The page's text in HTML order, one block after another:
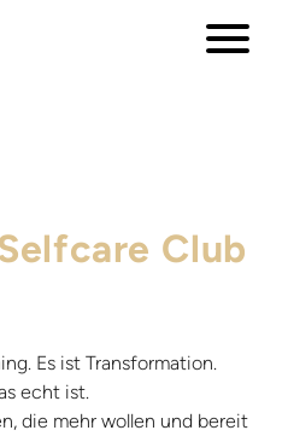
Club
Es ist Transformation.
echt ist.
die mehr wollen und bereit